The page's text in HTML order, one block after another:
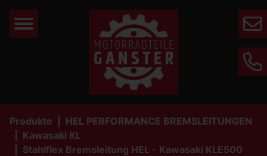
Mail
Produkte
HEL PERFORMANCE BREMSLEITUNGEN
Kawasaki KL
Stahlflex Bremsleitung HEL - Kawasaki KLE500